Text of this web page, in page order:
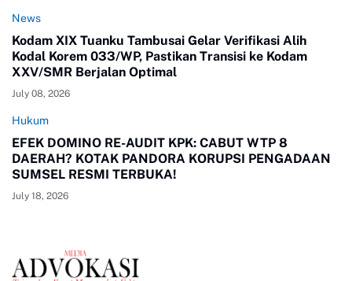
News
Kodam XIX Tuanku Tambusai Gelar Verifikasi Alih
Kodal Korem 033/WP, Pastikan Transisi ke Kodam
XXV/SMR Berjalan Optimal
July 08, 2026
Hukum
EFEK DOMINO RE-AUDIT KPK: CABUT WTP 8
DAERAH? KOTAK PANDORA KORUPSI PENGADAAN
SUMSEL RESMI TERBUKA!
July 18, 2026